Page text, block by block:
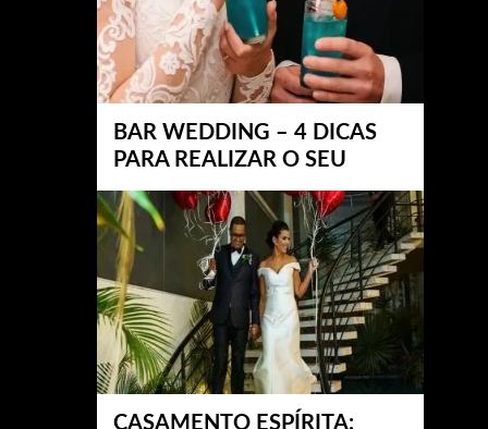
BAR WEDDING – 4 DICAS
PARA REALIZAR O SEU
CASAMENTO ESPÍRITA: